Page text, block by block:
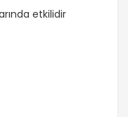
etkilidir